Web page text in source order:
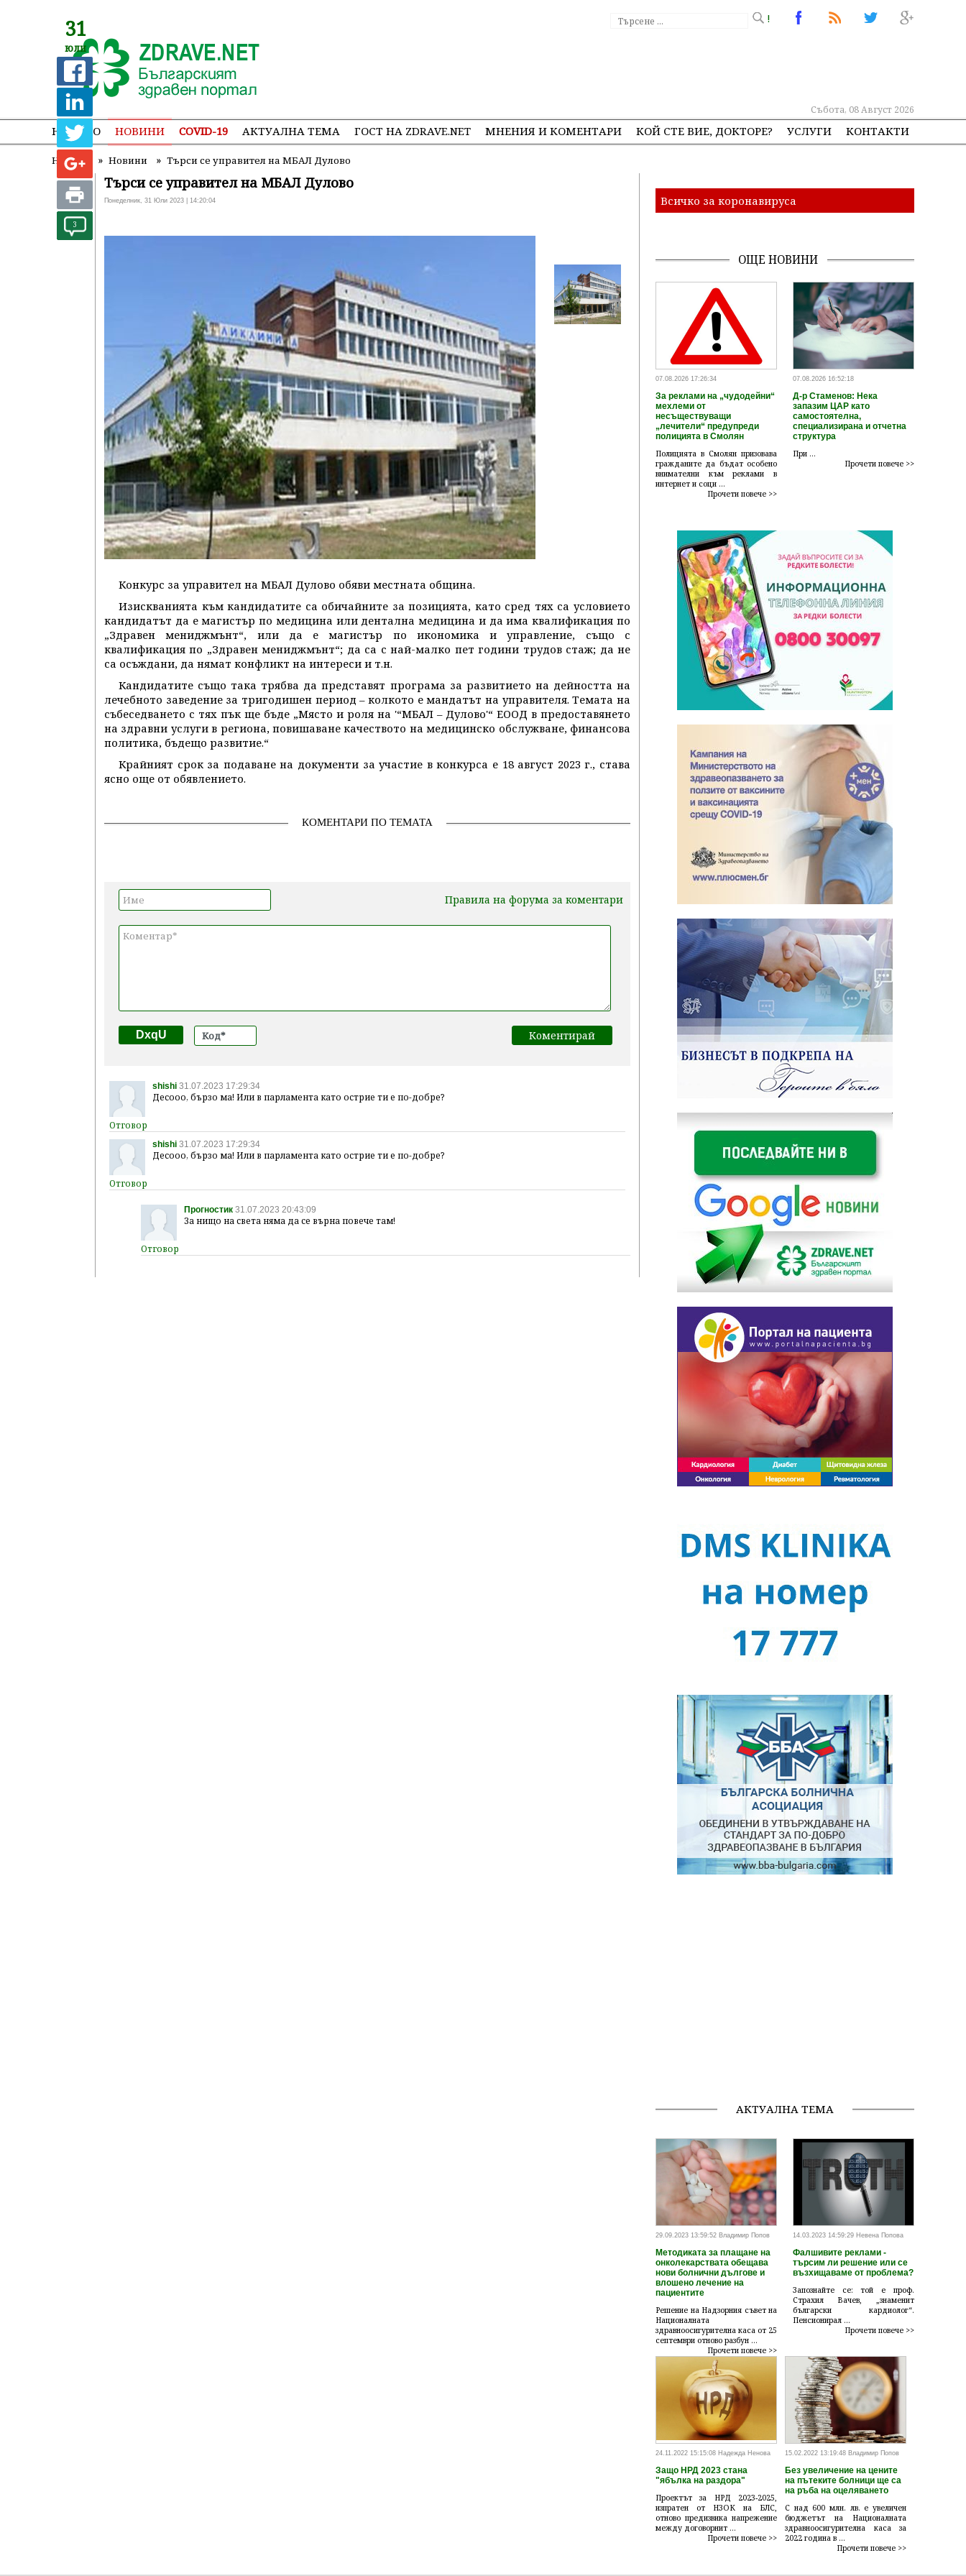
!
Събота, 08 Август 2026
НАЧАЛО НОВИНИ COVID-19 АКТУАЛНА ТЕМА ГОСТ НА ZDRAVE.NET МНЕНИЯ И КОМЕНТАРИ КОЙ СТЕ ВИЕ, ДОКТОРЕ? УСЛУГИ КОНТАКТИ
Начало » Новини » Търси се управител на МБАЛ Дулово
31
юли
3
Търси се управител на МБАЛ Дулово
Понеделник, 31 Юли 2023 | 14:20:04
Конкурс за управител на МБАЛ Дулово обяви местната община.
Изискванията към кандидатите са обичайните за позицията, като сред тях са условието
кандидатът да е магистър по медицина или дентална медицина и да има квалификация по
„Здравен мениджмънт“, или да е магистър по икономика и управление, също с
квалификация по „Здравен мениджмънт“; да са с най-малко пет години трудов стаж; да не
са осъждани, да нямат конфликт на интереси и т.н.
Кандидатите също така трябва да представят програма за развитието на дейността на
лечебното заведение за тригодишен период – колкото е мандатът на управителя. Темата на
събеседването с тях пък ще бъде „Място и роля на '“МБАЛ – Дулово'“ ЕООД в предоставянето
на здравни услуги в региона, повишаване качеството на медицинско обслужване, финансова
политика, бъдещо развитие.“
Крайният срок за подаване на документи за участие в конкурса е 18 август 2023 г., става
ясно още от обявлението.
КОМЕНТАРИ ПО ТЕМАТА
Правила на форума за коментари
DxqU
shishi 31.07.2023 17:29:34
Десооо, бързо ма! Или в парламента като острие ти е по-добре?
shishi 31.07.2023 17:29:34
Десооо, бързо ма! Или в парламента като острие ти е по-добре?
Прогностик 31.07.2023 20:43:09
За нищо на света няма да се върна повече там!
Всичко за коронавируса
ОЩЕ НОВИНИ
07.08.2026 17:26:34
За реклами на „чудодейни“
мехлеми от
несъществуващи
„лечители“ предупреди
полицията в Смолян
Полицията в Смолян призовава
гражданите да бъдат особено
внимателни към реклами в
интернет и соци ...
Прочети повече >>
07.08.2026 16:52:18
Д-р Стаменов: Нека
запазим ЦАР като
самостоятелна,
специализирана и отчетна
структура
При ...
Прочети повече >>
АКТУАЛНА ТЕМА
29.09.2023 13:59:52 Владимир Попов
Методиката за плащане на
онколекарствата обещава
нови болнични дългове и
влошено лечение на
пациентите
Решение на Надзорния съвет на
Националната
здравноосигурителна каса от 25
септември отново разбун ...
Прочети повече >>
14.03.2023 14:59:29 Невена Попова
Фалшивите реклами -
търсим ли решение или се
възхищаваме от проблема?
Запознайте се: той е проф.
Страхил Вачев, „знаменит
български кардиолог“.
Пенсионирал ...
Прочети повече >>
24.11.2022 15:15:08 Надежда Ненова
Защо НРД 2023 стана
"ябълка на раздора"
Проектът за НРД 2023-2025,
изпратен от НЗОК на БЛС,
отново предизвика напрежение
между договорнит ...
Прочети повече >>
15.02.2022 13:19:48 Владимир Попов
Без увеличение на цените
на пътеките болници ще са
на ръба на оцеляването
С над 600 млн. лв. е увеличен
бюджетът на Националната
здравноосигурителна каса за
2022 година в ...
Прочети повече >>